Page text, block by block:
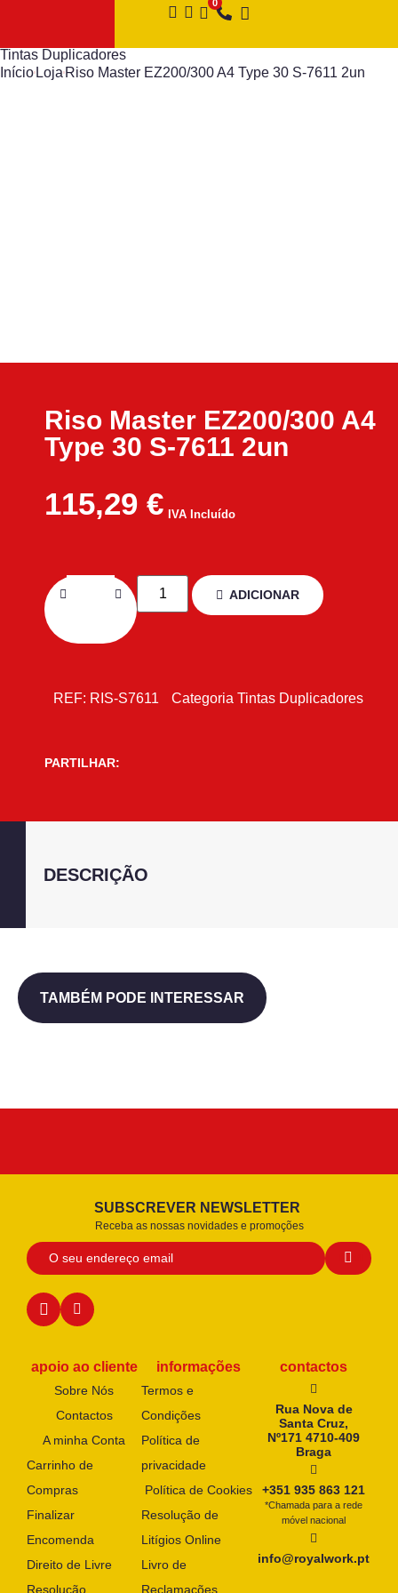
Tintas Duplicadores
Início Loja Riso Master EZ200/300 A4 Type 30 S-7611 2un
Riso Master EZ200/300 A4
Type 30 S-7611 2un
115,29 € IVA Incluído
ADICIONAR
REF: RIS-S7611 Categoria Tintas Duplicadores
PARTILHAR:
DESCRIÇÃO
TAMBÉM PODE INTERESSAR
SUBSCREVER NEWSLETTER
Receba as nossas novidades e promoções
apoio ao cliente
Sobre Nós
Contactos
A minha Conta
Carrinho de
Compras
Finalizar
Encomenda
Direito de Livre
Resolução
informações
Termos e
Condições
Política de
privacidade
Política de Cookies
Resolução de
Litígios Online
Livro de
Reclamações
contactos
Rua Nova de
Santa Cruz,
Nº171 4710-409
Braga
+351 935 863 121
*Chamada para a rede
móvel nacional
info@royalwork.pt